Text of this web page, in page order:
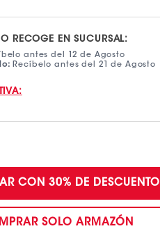
RECOGE EN SUCURSAL:
antes del 12 de Agosto
Recíbelo antes del 21 de Agosto
CON 30% DE DESCUENTO
SOLO ARMAZÓN